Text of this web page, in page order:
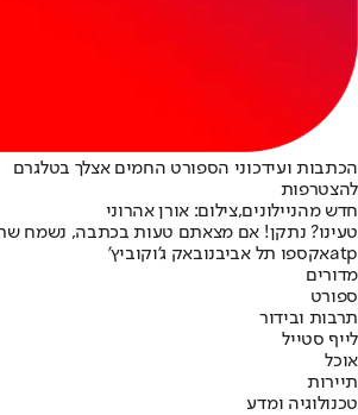
הכתבות ועידכוני הספורט החמים אצלך בטלגרם
להצטרפות
חדש מהניילונים,צילום: אורן אהרוני
טעינו? נתקן! אם מצאתם טעות בכתבה, נשמח
atpאקספו תל אביבנובאק ג'וקוביץ'
מדורים
ספורט
תרבות ובידור
לייף סטייל
אוכל
תיירות
טכנולוגיה ומדע